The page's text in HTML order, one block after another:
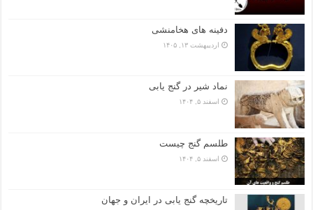
دفینه های هخامنشی
اردیبهشت ۱۳, ۱۴۰۵
نماد شیر در گنج یابی
اسفند ۵, ۱۴۰۴
طلسم گنج چیست
اسفند ۵, ۱۴۰۴
تاریخچه گنج‌ یابی در ایران و جهان